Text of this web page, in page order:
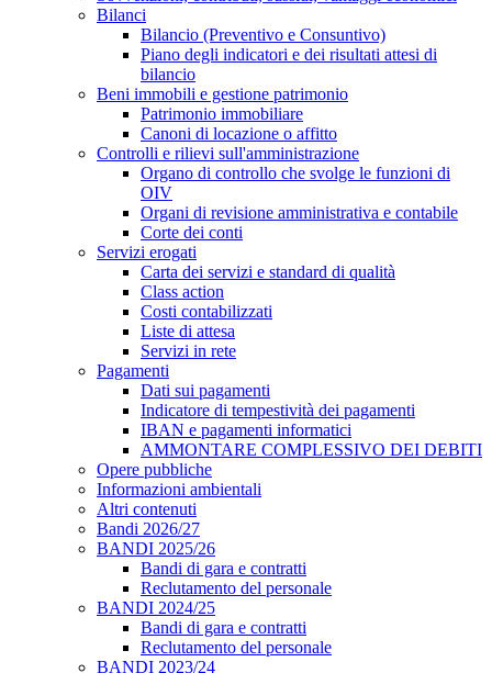
Bilanci
Bilancio (Preventivo e Consuntivo)
Piano degli indicatori e dei risultati attesi di
bilancio
Beni immobili e gestione patrimonio
Patrimonio immobiliare
Canoni di locazione o affitto
Controlli e rilievi sull'amministrazione
Organo di controllo che svolge le funzioni di
OIV
Organi di revisione amministrativa e contabile
Corte dei conti
Servizi erogati
Carta dei servizi e standard di qualità
Class action
Costi contabilizzati
Liste di attesa
Servizi in rete
Pagamenti
Dati sui pagamenti
Indicatore di tempestività dei pagamenti
IBAN e pagamenti informatici
AMMONTARE COMPLESSIVO DEI DEBITI
Opere pubbliche
Informazioni ambientali
Altri contenuti
Bandi 2026/27
BANDI 2025/26
Bandi di gara e contratti
Reclutamento del personale
BANDI 2024/25
Bandi di gara e contratti
Reclutamento del personale
BANDI 2023/24